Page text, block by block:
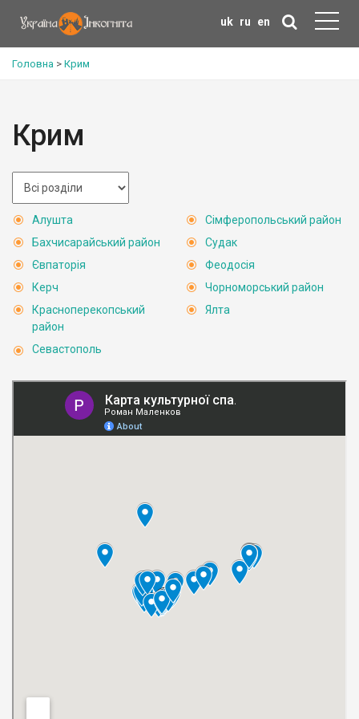
uk ru en
Головна > Крим
Крим
Алушта
Бахчисарайський район
Євпаторія
Керч
Красноперекопський
район
Севастополь
Сімферопольський район
Судак
Феодосія
Чорноморський район
Ялта